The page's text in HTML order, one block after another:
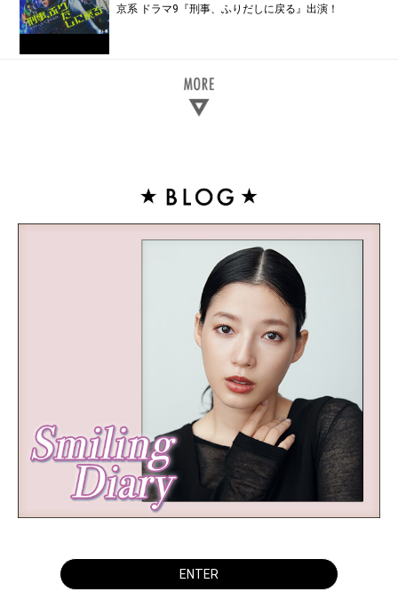
京系 ドラマ9『刑事、ふりだしに戻る』出演！
ENTER